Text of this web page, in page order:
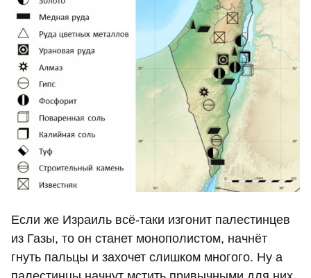
Если же Израиль всё-таки изгонит палестинцев
из Газы, то он станет монополистом, начнёт
гнуть пальцы и захочет слишком многого. Ну а